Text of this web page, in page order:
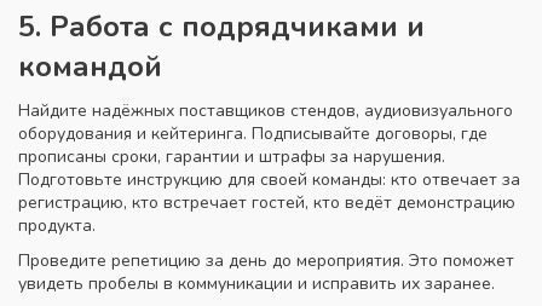
5. Работа с подрядчиками и
командой
Найдите надёжных поставщиков стендов, аудиовизуального
оборудования и кейтеринга. Подписывайте договоры, где
прописаны сроки, гарантии и штрафы за нарушения.
Подготовьте инструкцию для своей команды: кто отвечает за
регистрацию, кто встречает гостей, кто ведёт демонстрацию
продукта.
Проведите репетицию за день до мероприятия. Это поможет
увидеть пробелы в коммуникации и исправить их заранее.